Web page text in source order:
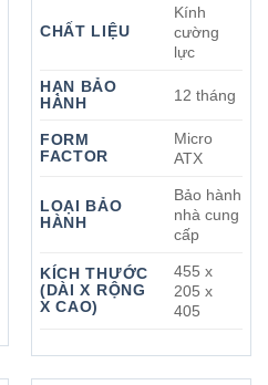
CHẤT LIỆU
Kính
cường
lực
HẠN BẢO
HÀNH
12 tháng
FORM
FACTOR
Micro
ATX
LOẠI BẢO
HÀNH
Bảo hành
nhà cung
cấp
KÍCH THƯỚC
(DÀI X RỘNG
X CAO)
455 x
205 x
405